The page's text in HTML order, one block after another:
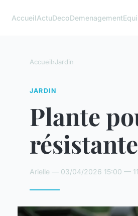
AccueilActuDecoDemenagement
Accueil›Jardin
JARDIN
Plante
Arielle — 03/04/2026 15:00 —